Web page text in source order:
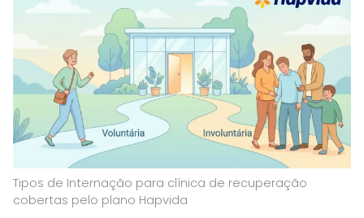
Tipos de Internação para clínica de recuperação
cobertas pelo plano Hapvida